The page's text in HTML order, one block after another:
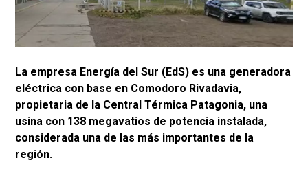
La empresa Energía del Sur (EdS) es una generadora
eléctrica con base en Comodoro Rivadavia,
propietaria de la Central Térmica Patagonia, una
usina con 138 megavatios de potencia instalada,
considerada una de las más importantes de la
región.